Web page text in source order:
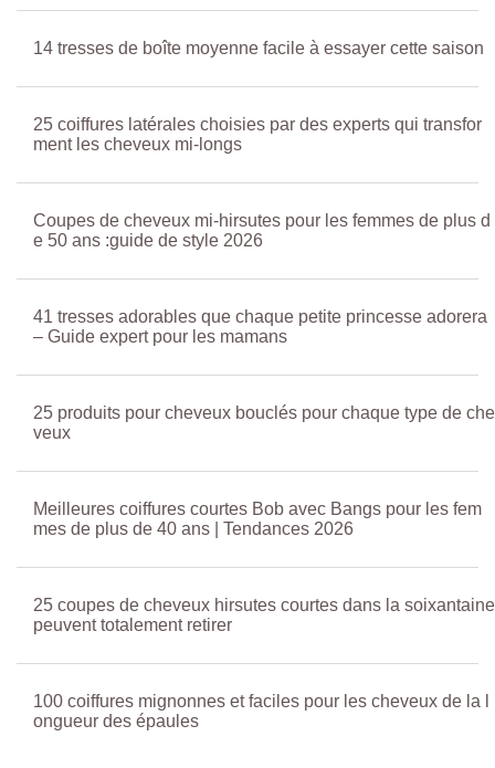
14 tresses de boîte moyenne facile à essayer cette saison
25 coiffures latérales choisies par des experts qui transfor
ment les cheveux mi-longs
Coupes de cheveux mi-hirsutes pour les femmes de plus d
e 50 ans :guide de style 2026
41 tresses adorables que chaque petite princesse adorera
– Guide expert pour les mamans
25 produits pour cheveux bouclés pour chaque type de che
veux
Meilleures coiffures courtes Bob avec Bangs pour les fem
mes de plus de 40 ans | Tendances 2026
25 coupes de cheveux hirsutes courtes dans la soixantaine
peuvent totalement retirer
100 coiffures mignonnes et faciles pour les cheveux de la l
ongueur des épaules